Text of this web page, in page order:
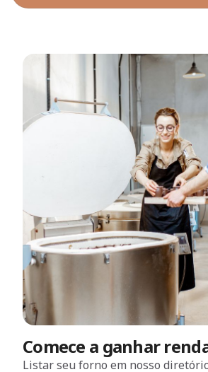
Comece a ganhar
Listar seu forno em nosso